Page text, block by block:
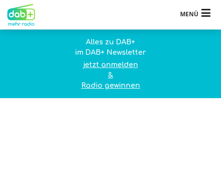
MENÜ
Alles zu DAB+
im DAB+ Newsletter
jetzt anmelden
&
Radio gewinnen